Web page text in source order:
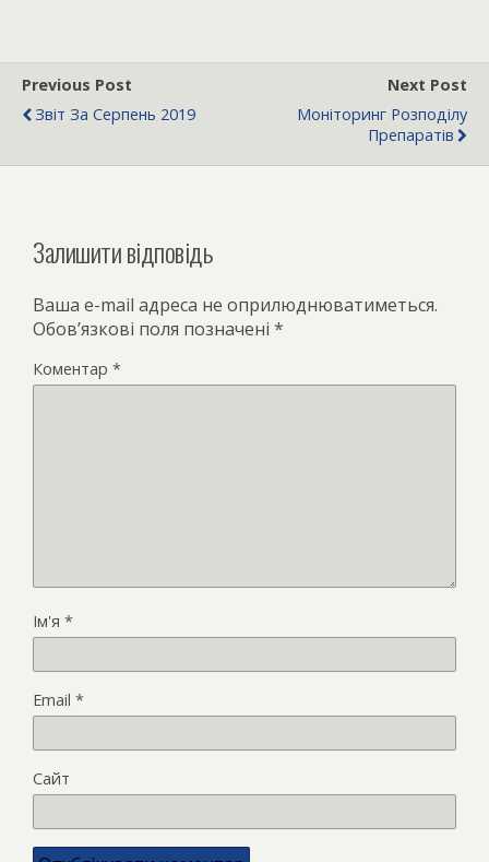
Previous Post
Звіт За Серпень 2019
Next Post
Моніторинг Розподілу
Препаратів
Залишити відповідь
Ваша e-mail адреса не оприлюднюватиметься.
Обов’язкові поля позначені *
Коментар *
Ім'я *
Email *
Сайт